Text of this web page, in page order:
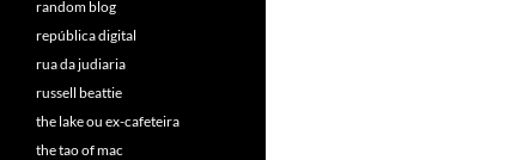
random blog
república digital
rua da judiaria
russell beattie
the lake ou ex-cafeteira
the tao of mac